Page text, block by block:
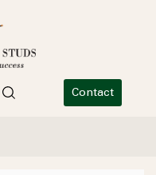
Contact